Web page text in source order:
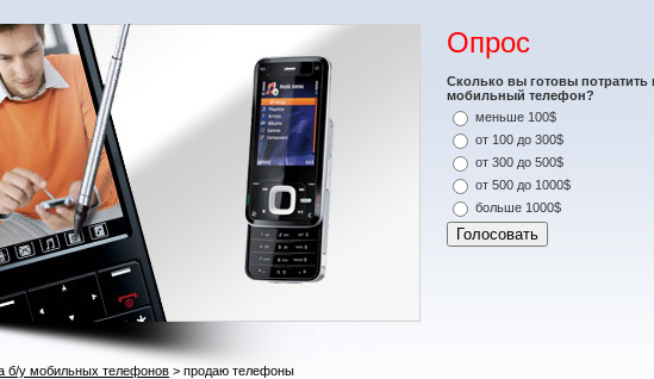
Опрос
Сколько вы готовы потратить
мобильный телефон?
меньше 100$
от 100 до 300$
от 300 до 500$
от 500 до 1000$
больше 1000$
б/у мобильных телефонов > продаю телефоны